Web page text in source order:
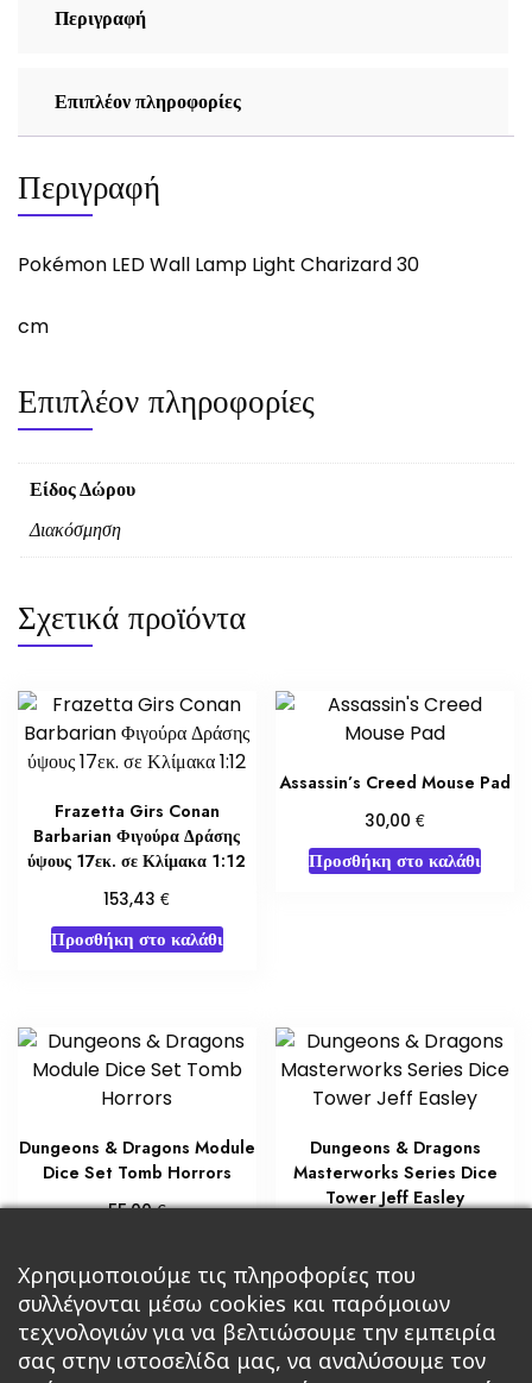
Περιγραφή
Επιπλέον πληροφορίες
Περιγραφή
Pokémon LED Wall Lamp Light Charizard 30
cm
Επιπλέον πληροφορίες
Είδος Δώρου
Διακόσμηση
Σχετικά προϊόντα
Frazetta Girs Conan
Barbarian Φιγούρα Δράσης
ύψους 17εκ. σε Κλίμακα 1:12
153,43€
Προσθήκη στο καλάθι
Assassin’s Creed Mouse Pad
30,00€
Προσθήκη στο καλάθι
Dungeons & Dragons Module
Dice Set Tomb Horrors
55,00€
Dungeons & Dragons
Masterworks Series Dice
Tower Jeff Easley
Διαβάστε περισσότερα
Χρησιμοποιούμε τις πληροφορίες που
συλλέγονται μέσω cookies και παρόμοιων
τεχνολογιών για να βελτιώσουμε την εμπειρία
σας στην ιστοσελίδα μας, να αναλύσουμε τον